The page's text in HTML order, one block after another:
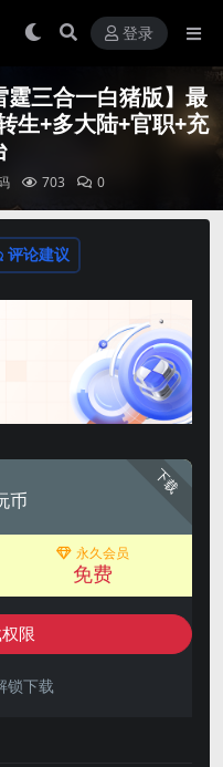
登录
三合一白猪版】最
生+多大陆+官职+充
703 0
评论建议
下载
币
永久会员
免费
限
锁下载